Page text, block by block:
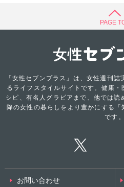
PAGE
「女性セブンプラス」は、女性週刊
るライフスタイルサイトです。健康
シピ、有名人グラビアまで、他では
降の女性の暮らしをより豊かにする
です。
お問い合わせ